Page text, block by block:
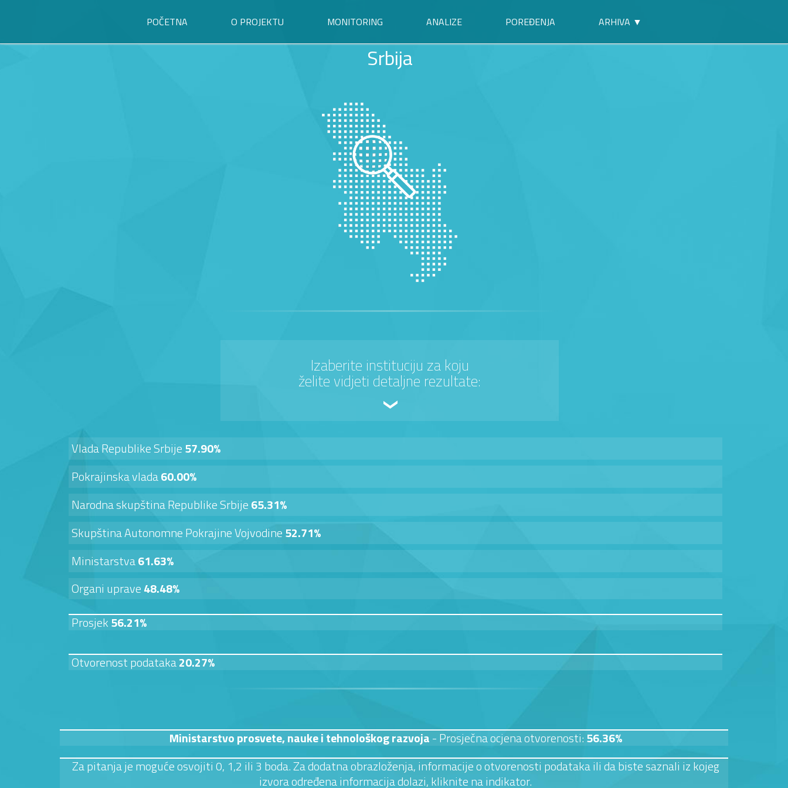
POČETNA O PROJEKTU MONITORING ANALIZE POREĐENJA ARHIVA ▼
Srbija
Izaberite instituciju za koju
želite vidjeti detaljne rezultate:
Vlada Republike Srbije57.90%
Pokrajinska vlada60.00%
Narodna skupština Republike Srbije65.31%
Skupština Autonomne Pokrajine Vojvodine52.71%
Ministarstva61.63%
Organi uprave48.48%
Prosjek56.21%
Otvorenost podataka20.27%
Ministarstvo prosvete, nauke i tehnološkog razvoja- Prosječna ocjena otvorenosti:56.36%
Za pitanja je moguće osvojiti 0, 1,2 ili 3 boda. Za dodatna obrazloženja, informacije o otvorenosti podataka ili da biste saznali iz kojeg
izvora određena informacija dolazi, kliknite na indikator.